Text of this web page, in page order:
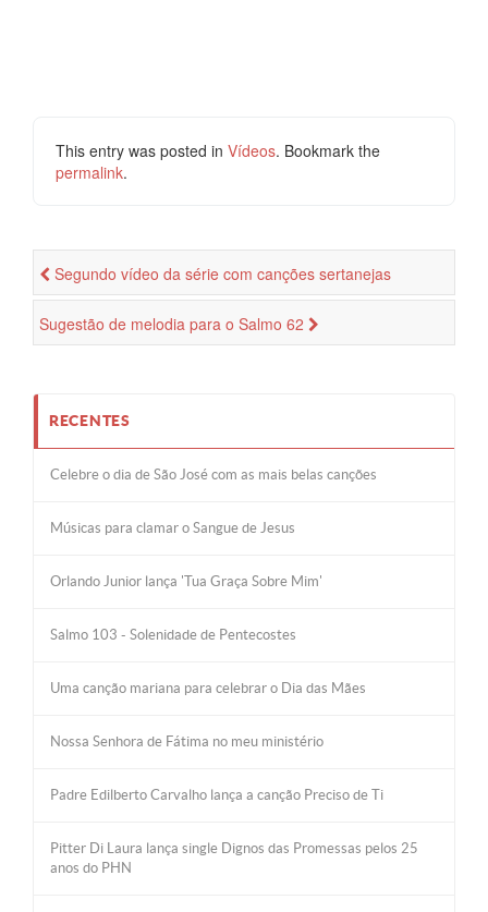
This entry was posted in Vídeos. Bookmark the
permalink.
Segundo vídeo da série com canções sertanejas
Sugestão de melodia para o Salmo 62
RECENTES
Celebre o dia de São José com as mais belas canções
Músicas para clamar o Sangue de Jesus
Orlando Junior lança 'Tua Graça Sobre Mim'
Salmo 103 - Solenidade de Pentecostes
Uma canção mariana para celebrar o Dia das Mães
Nossa Senhora de Fátima no meu ministério
Padre Edilberto Carvalho lança a canção Preciso de Ti
Pitter Di Laura lança single Dignos das Promessas pelos 25
anos do PHN